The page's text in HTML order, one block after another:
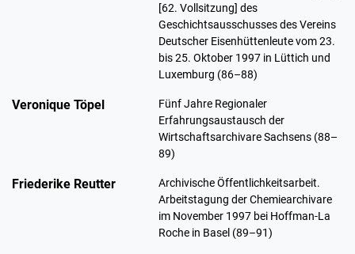
[62. Vollsitzung] des
Geschichtsausschusses des Vereins
Deutscher Eisenhüttenleute vom 23.
bis 25. Oktober 1997 in Lüttich und
Luxemburg (86–88)
Veronique Töpel
Fünf Jahre Regionaler
Erfahrungsaustausch der
Wirtschaftsarchivare Sachsens (88–
89)
Friederike Reutter
Archivische Öffentlichkeitsarbeit.
Arbeitstagung der Chemiearchivare
im November 1997 bei Hoffman-La
Roche in Basel (89–91)